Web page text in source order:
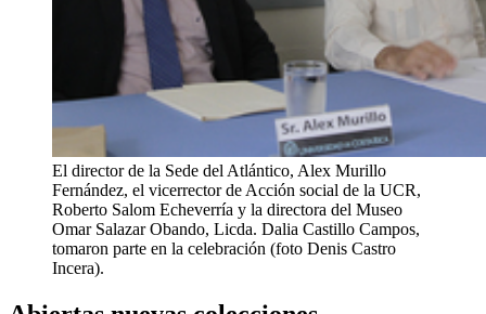
El director de la Sede del Atlántico, Alex Murillo
Fernández, el vicerrector de Acción social de la UCR,
Roberto Salom Echeverría y la directora del Museo
Omar Salazar Obando, Licda. Dalia Castillo Campos,
tomaron parte en la celebración (foto Denis Castro
Incera).